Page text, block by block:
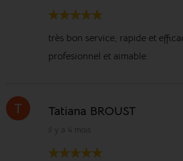
très bon service, rapide et
profesionnel et aimable.
Tatiana BROUST
il y a 4 mois